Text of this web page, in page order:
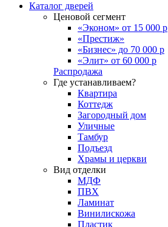
Каталог дверей
Ценовой сегмент
«Эконом» от 15 000 р
«Престиж»
«Бизнес» до 70 000 р
«Элит» от 60 000 р
Распродажа
Где устанавливаем?
Квартира
Коттедж
Загородный дом
Уличные
Тамбур
Подъезд
Храмы и церкви
Вид отделки
МДФ
ПВХ
Ламинат
Винилискожа
Пластик